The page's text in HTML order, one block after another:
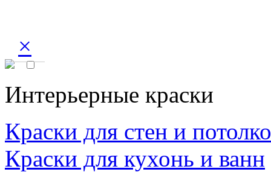
×
Интерьерные краски
Краски для стен и
Краски для кухонь и ванн